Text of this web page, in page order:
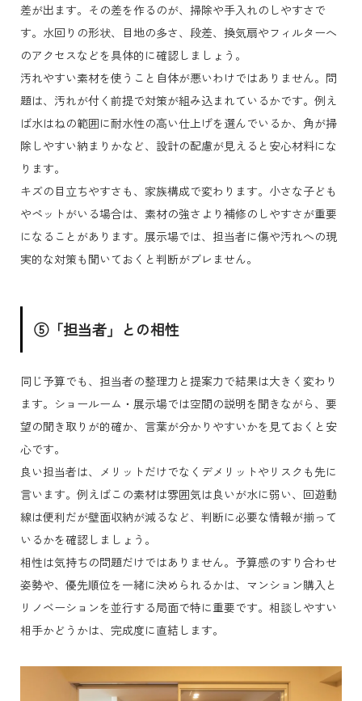
差が出ます。その差を作るのが、掃除や手入れのしやすさで
す。水回りの形状、目地の多さ、段差、換気扇やフィルターへ
のアクセスなどを具体的に確認しましょう。
汚れやすい素材を使うこと自体が悪いわけではありません。問
題は、汚れが付く前提で対策が組み込まれているかです。例え
ば水はねの範囲に耐水性の高い仕上げを選んでいるか、角が掃
除しやすい納まりかなど、設計の配慮が見えると安心材料にな
ります。
キズの目立ちやすさも、家族構成で変わります。小さな子ども
やペットがいる場合は、素材の強さより補修のしやすさが重要
になることがあります。展示場では、担当者に傷や汚れへの現
実的な対策も聞いておくと判断がブレません。
⑤「担当者」との相性
同じ予算でも、担当者の整理力と提案力で結果は大きく変わり
ます。ショールーム・展示場では空間の説明を聞きながら、要
望の聞き取りが的確か、言葉が分かりやすいかを見ておくと安
心です。
良い担当者は、メリットだけでなくデメリットやリスクも先に
言います。例えばこの素材は雰囲気は良いが水に弱い、回遊動
線は便利だが壁面収納が減るなど、判断に必要な情報が揃って
いるかを確認しましょう。
相性は気持ちの問題だけではありません。予算感のすり合わせ
姿勢や、優先順位を一緒に決められるかは、マンション購入と
リノベーションを並行する局面で特に重要です。相談しやすい
相手かどうかは、完成度に直結します。